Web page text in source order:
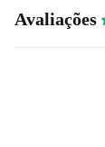
Avaliações